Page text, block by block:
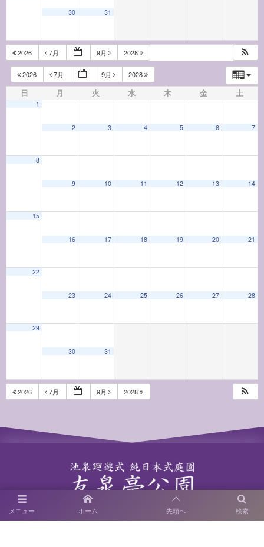
30 31
2026 7月 9月 2028
2026 7月 9月 2028
日 月 火 水 木 金 土
1
2 3 4 5 6 7
8
9 10 11 12 13 14
15
16 17 18 19 20 21
22
23 24 25 26 27 28
29
30 31
2026 7月 9月 2028
メニュー 検索
ホーム 先頭へ